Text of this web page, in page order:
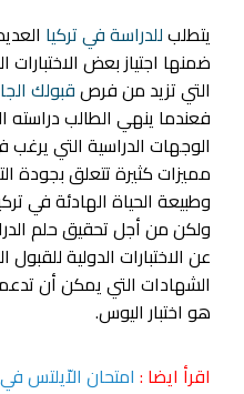
يتطلبللدراسة في تركيا
ضمنها اجتياز بعض
التي تزيد من فرصقبولك
فعندما ينهي الطالب دراسته
الوجهات الدراسية التي يرغب
مميزات كثيرة تتعلق بجودة
وطبيعة الحياة الهادئة في
ولكن من أجل تحقيق حلم
عن الاختبارات الدولية
الشهادات التي يمكن أن
هو اختبار اليوس.
اقرأ ايضا : امتحان الاّيلتس في